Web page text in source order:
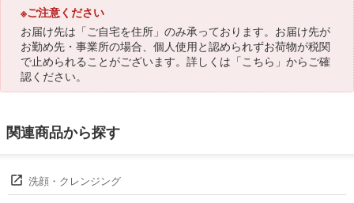
※ご注意ください
お届け先は「ご自宅を住所」のみ承っております。お届け先が
お勤め先・事業所の場合、個人使用と認められずお荷物が税関
で止められることがございます。詳しくは「こちら 」からご確
認ください。
関連商品から探す
洗顔・クレンジング